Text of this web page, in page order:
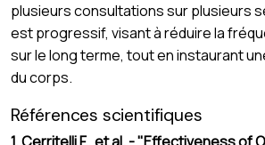
plusieurs consultations sur plusieurs
est progressif, visant à réduire la
sur le long terme, tout en instaurant
du corps.
Références scientifiques